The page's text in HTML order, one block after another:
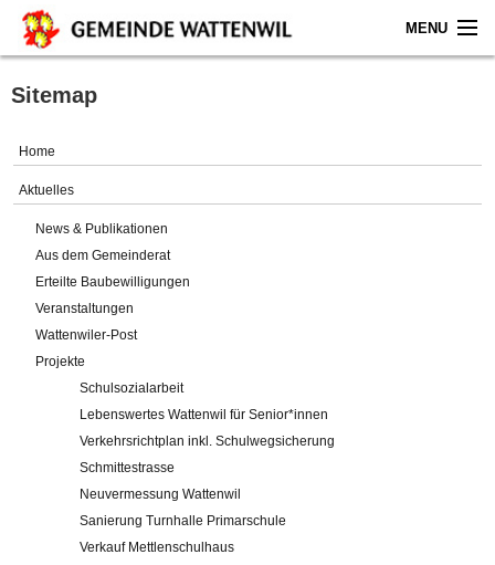
MENU
Home
Gemeinde
Verwaltung
Online-Service
Impressum
Sitemap
Home
Aktuelles
News & Publikationen
Aus dem Gemeinderat
Erteilte Baubewilligungen
Veranstaltungen
Wattenwiler-Post
Projekte
Schulsozialarbeit
Lebenswertes Wattenwil für Senior*innen
Verkehrsrichtplan inkl. Schulwegsicherung
Schmittestrasse
Neuvermessung Wattenwil
Sanierung Turnhalle Primarschule
Verkauf Mettlenschulhaus